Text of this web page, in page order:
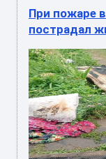
При пожаре
пострадал